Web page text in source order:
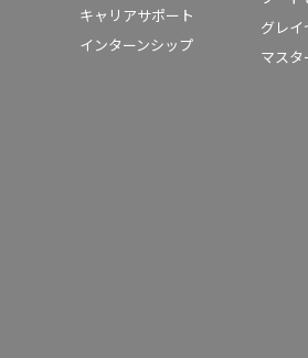
キャリアサポート
インターンシップ
グレイ
マスタ